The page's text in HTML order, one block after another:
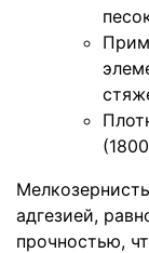
адгезией,
прочностью,